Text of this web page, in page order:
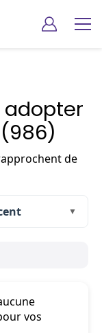
adopter
de
▼
vos